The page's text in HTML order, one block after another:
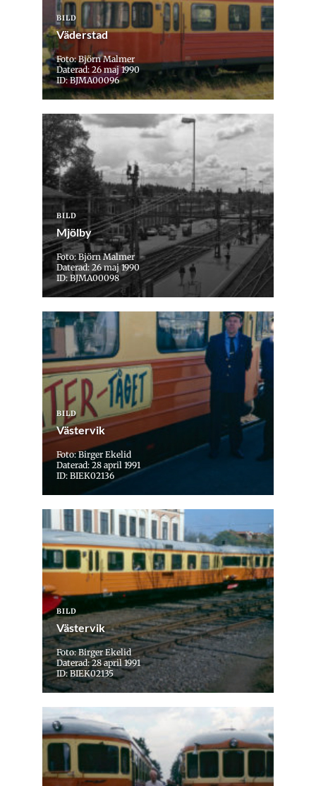
BILD
Väderstad
Foto: Björn Malmer
Daterad: 26 maj 1990
ID: BJMA00096
BILD
Mjölby
Foto: Björn Malmer
Daterad: 26 maj 1990
ID: BJMA00098
BILD
Västervik
Foto: Birger Ekelid
Daterad: 28 april 1991
ID: BIEK02136
BILD
Västervik
Foto: Birger Ekelid
Daterad: 28 april 1991
ID: BIEK02135